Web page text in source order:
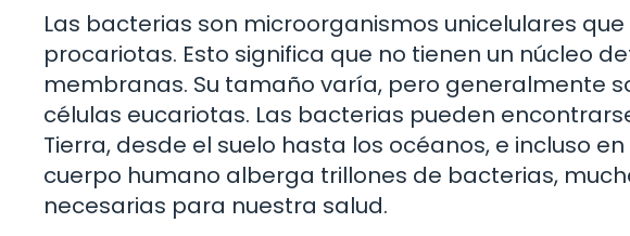
Las bacterias son microorganismos unicelulares
procariotas. Esto significa que no tienen un núcleo
membranas. Su tamaño varía, pero generalmente
células eucariotas. Las bacterias pueden
Tierra, desde el suelo hasta los océanos, e incluso
cuerpo humano alberga trillones de bacterias,
necesarias para nuestra salud.